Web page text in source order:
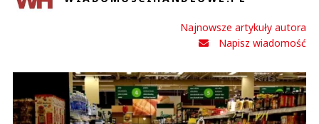
Najnowsze artykuły autora
Napisz wiadomość